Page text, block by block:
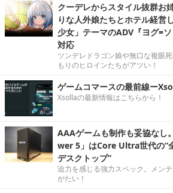
クーデレからスタイル抜群お
りな人外娘たちとホテル経営
少女」テーマのADV『ヨグ=
対応
ツンデレドラゴン娘や無口な複眼
もりのヒロインたちがアツい！
ゲームコマースの最前線ー
Xsollaの最新情報はこちらから！
AAAゲームも制作も妥協な
wer 5」はCore Ultra世代の“
デスクトップ”
迫力を感じる強力スペック。メン
がたい！